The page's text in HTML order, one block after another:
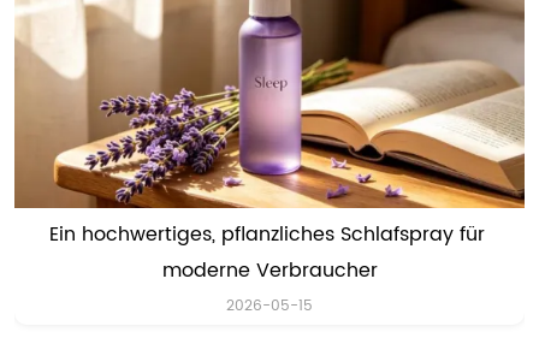
Ein hochwertiges, pflanzliches Schlafspray für
moderne Verbraucher
2026-05-15